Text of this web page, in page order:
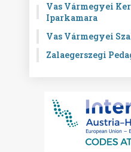
Vas Vármegyei
Iparkamara
Vas Vármegyei
Zalaegerszegi